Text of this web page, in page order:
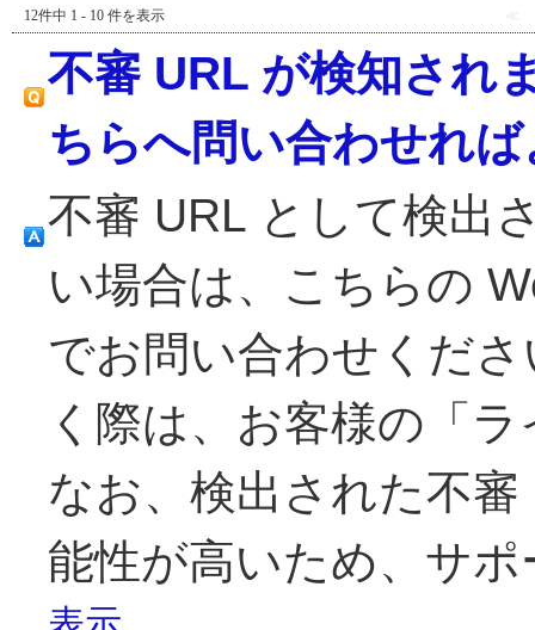
12件中 1 - 10 件を表示 ≪
不審 URL が検知され
ちらへ問い合わせれ
不審 URL として検出
い場合は、こちらの
でお問い合わせくだ
く際は、お客様の「
なお、検出された不
能性が高いため、サ